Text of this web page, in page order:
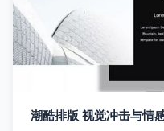
潮酷排版 视觉冲击与情